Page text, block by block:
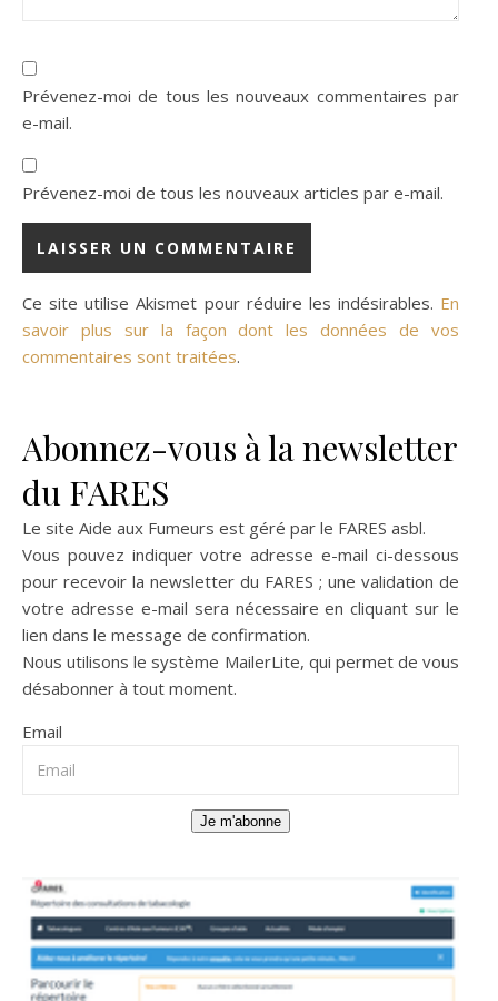
Prévenez-moi de tous les nouveaux commentaires par
e-mail.
Prévenez-moi de tous les nouveaux articles par e-mail.
Ce site utilise Akismet pour réduire les indésirables. En
savoir plus sur la façon dont les données de vos
commentaires sont traitées.
Abonnez-vous à la newsletter
du FARES
Le site Aide aux Fumeurs est géré par le FARES asbl.
Vous pouvez indiquer votre adresse e-mail ci-dessous
pour recevoir la newsletter du FARES ; une validation de
votre adresse e-mail sera nécessaire en cliquant sur le
lien dans le message de confirmation.
Nous utilisons le système MailerLite, qui permet de vous
désabonner à tout moment.
Email
Je m'abonne